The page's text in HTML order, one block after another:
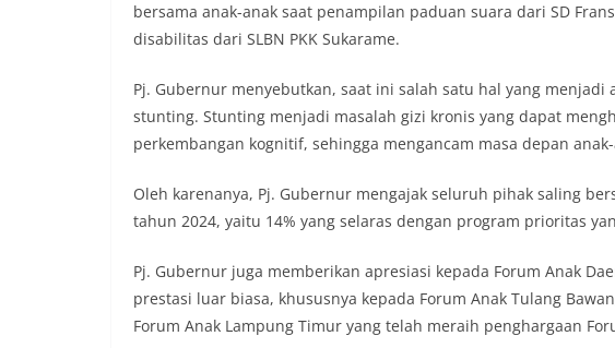
bersama anak-anak saat penampilan paduan suara dari SD
disabilitas dari SLBN PKK Sukarame.
Pj. Gubernur menyebutkan, saat ini salah satu hal yang menjadi
stunting. Stunting menjadi masalah gizi kronis yang dapat
perkembangan kognitif, sehingga mengancam masa depan
Oleh karenanya, Pj. Gubernur mengajak seluruh pihak saling
tahun 2024, yaitu 14% yang selaras dengan program prioritas
Pj. Gubernur juga memberikan apresiasi kepada Forum Anak
prestasi luar biasa, khususnya kepada Forum Anak Tulang
Forum Anak Lampung Timur yang telah meraih penghargaan